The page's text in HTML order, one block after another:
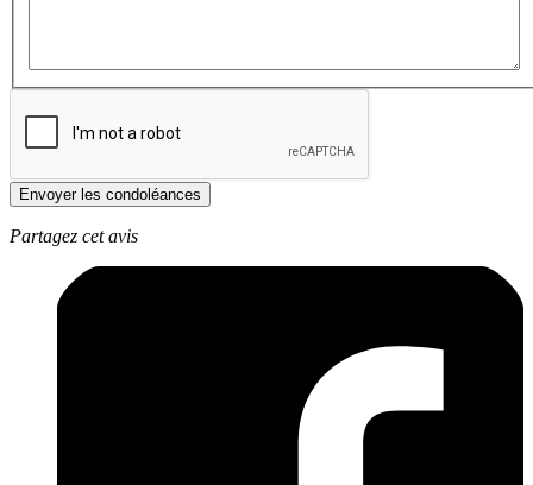
Envoyer les condoléances
Partagez cet avis